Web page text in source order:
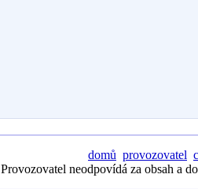
domů provozovatel
Provozovatel neodpovídá za obsah a